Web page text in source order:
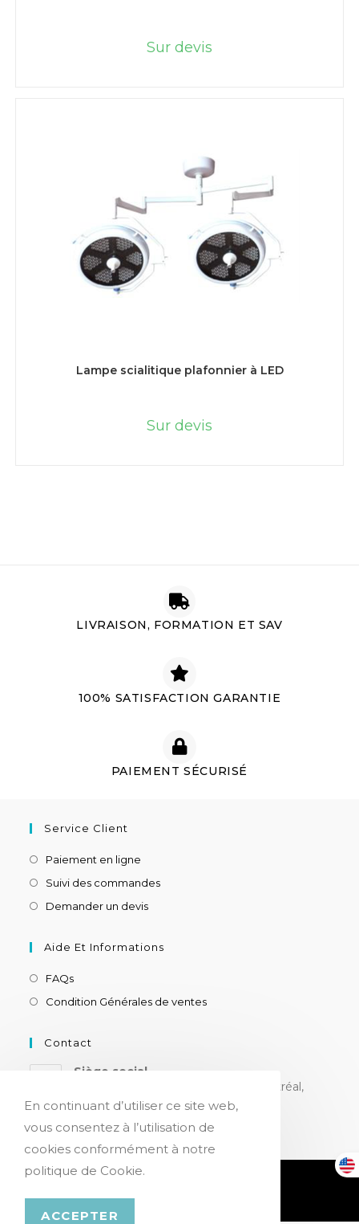
Sur devis
Lampe scialitique plafonnier à LED
Sur devis
LIVRAISON, FORMATION ET SAV
100% SATISFACTION GARANTIE
PAIEMENT SÉCURISÉ
Service Client
Paiement en ligne
Suivi des commandes
Demander un devis
Aide Et Informations
FAQs
Condition Générales de ventes
Contact
Siège social
8180 ch. Devonshire, suite 205, Montréal,
H4P 2K3, CANADA
Confidentialité & Cookies
En continuant d’utiliser ce site web,
vous consentez à l’utilisation de
cookies conformément à notre
politique de Cookie.
ACCEPTER